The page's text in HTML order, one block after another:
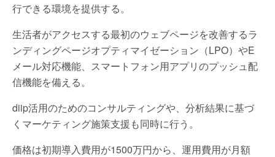
行できる環境を提供する。
生活者がアクセスする最初のウェブページを改善するラ
ンディングページオプティマイゼーション（LPO）やE
メール対応機能、スマートフォン用アプリのプッシュ配
信機能を備える。
diip活用のためのコンサルティングや、分析結果に基づ
くマーケティング施策支援も同時に行う。
価格は初期導入費用が1500万円から、運用費用が月額